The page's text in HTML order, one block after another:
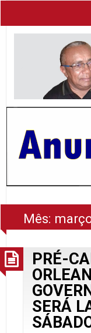
Mês:
PRÉ-
SERÁ